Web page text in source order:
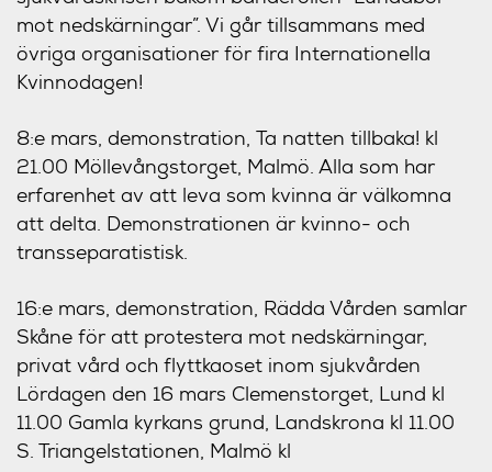
mot nedskärningar”. Vi går tillsammans med
övriga organisationer för fira Internationella
Kvinnodagen!
8:e mars, demonstration, Ta natten tillbaka! kl
21.00 Möllevångstorget, Malmö. Alla som har
erfarenhet av att leva som kvinna är välkomna
att delta. Demonstrationen är kvinno- och
transseparatistisk.
16:e mars, demonstration, Rädda Vården samlar
Skåne för att protestera mot nedskärningar,
privat vård och flyttkaoset inom sjukvården
Lördagen den 16 mars Clemenstorget, Lund kl
11.00 Gamla kyrkans grund, Landskrona kl 11.00
S. Triangelstationen, Malmö kl